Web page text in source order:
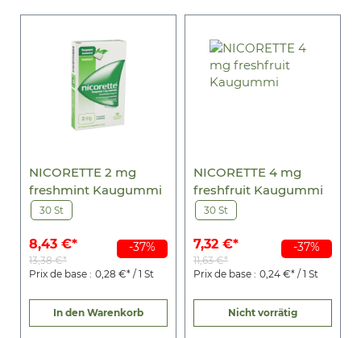
-37%
NICORETTE 2 mg
freshmint Kaugummi
30 St
8,43 €*
13,38 €*
Prix de base : 0,28 €* / 1 St
In den Warenkorb
-37%
NICORETTE 4 mg
freshfruit Kaugummi
30 St
7,32 €*
11,63 €*
Prix de base : 0,24 €* / 1 St
Nicht vorrätig